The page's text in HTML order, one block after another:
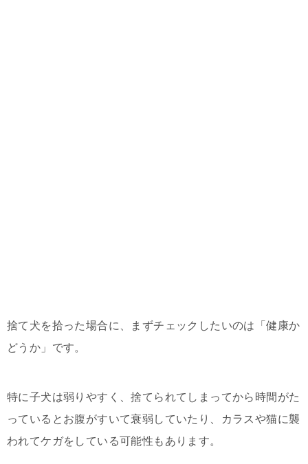
捨て犬を拾った場合に、まずチェックしたいのは「健康か
どうか」です。
特に子犬は弱りやすく、捨てられてしまってから時間がた
っているとお腹がすいて衰弱していたり、カラスや猫に襲
われてケガをしている可能性もあります。